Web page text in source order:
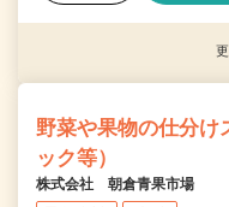
野菜や果物の仕分け
ック等）
株式会社 朝倉青果市場